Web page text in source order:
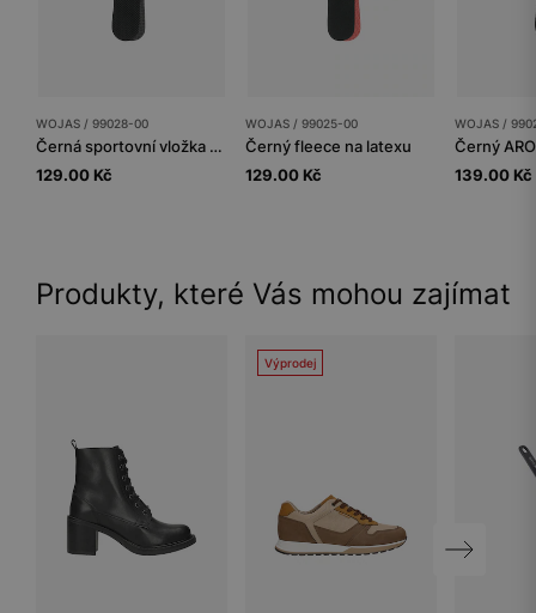
WOJAS / 99028-00
Černá sportovní vložka s aktivním uhlím
129.00 Kč
WOJAS / 99025-00
Černý fleece na latexu
129.00 Kč
WOJAS /
139.00 Kč
Produkty, které Vás mohou zajímat
Výprodej